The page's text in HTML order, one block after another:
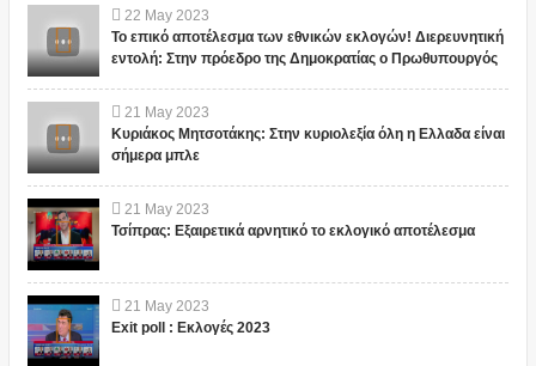
22 May 2023
Το επικό αποτέλεσμα των εθνικών εκλογών! Διερευνητική
εντολή: Στην πρόεδρο της Δημοκρατίας ο Πρωθυπουργός
21 May 2023
Κυριάκος Μητσοτάκης: Στην κυριολεξία όλη η Ελλαδα είναι
σήμερα μπλε
21 May 2023
Τσίπρας: Εξαιρετικά αρνητικό το εκλογικό αποτέλεσμα
21 May 2023
Exit poll : Εκλογές 2023